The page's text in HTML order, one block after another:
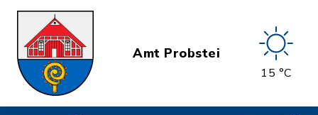
Amt Probstei
15 °C